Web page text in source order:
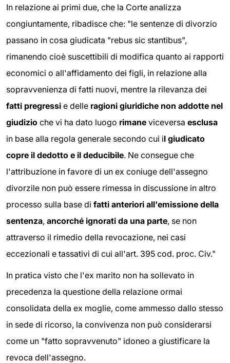
In relazione ai primi due, che la Corte analizza
congiuntamente, ribadisce che: "le sentenze di divorzio
passano in cosa giudicata "rebus sic stantibus",
rimanendo cioè suscettibili di modifica quanto ai rapporti
economici o all'affidamento dei figli, in relazione alla
sopravvenienza di fatti nuovi, mentre la rilevanza dei
fatti pregressi e delle ragioni giuridiche non addotte nel
giudizio che vi ha dato luogo rimane viceversa esclusa
in base alla regola generale secondo cui il giudicato
copre il dedotto e il deducibile. Ne consegue che
l'attribuzione in favore di un ex coniuge dell'assegno
divorzile non può essere rimessa in discussione in altro
processo sulla base di fatti anteriori all'emissione della
sentenza, ancorché ignorati da una parte, se non
attraverso il rimedio della revocazione, nei casi
eccezionali e tassativi di cui all'art. 395 cod. proc. Civ."
In pratica visto che l'ex marito non ha sollevato in
precedenza la questione della relazione ormai
consolidata della ex moglie, come ammesso dallo stesso
in sede di ricorso, la convivenza non può considerarsi
come un "fatto sopravvenuto" idoneo a giustificare la
revoca dell'assegno.